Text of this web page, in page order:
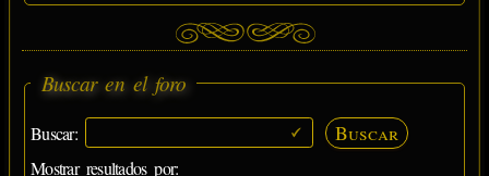
Buscar en el foro
Buscar: Buscar
Mostrar resultados por: